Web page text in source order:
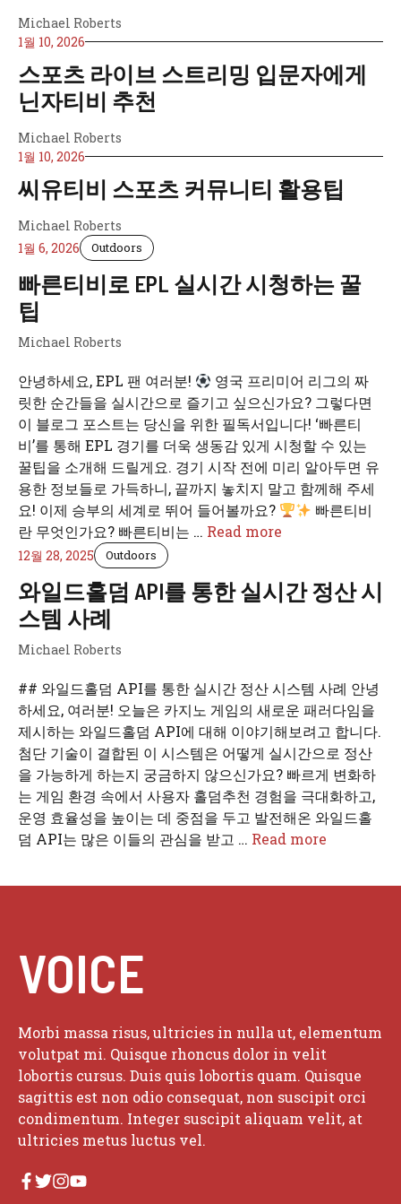
Michael Roberts
1월 10, 2026
스포츠 라이브 스트리밍 입문자에게
닌자티비 추천
Michael Roberts
1월 10, 2026
씨유티비 스포츠 커뮤니티 활용팁
Michael Roberts
1월 6, 2026 Outdoors
빠른티비로 EPL 실시간 시청하는 꿀
팁
Michael Roberts
안녕하세요, EPL 팬 여러분!
영국 프리미어 리그의 짜
릿한 순간들을 실시간으로 즐기고 싶으신가요? 그렇다면
이 블로그 포스트는 당신을 위한 필독서입니다! ‘빠른티
비’를 통해 EPL 경기를 더욱 생동감 있게 시청할 수 있는
꿀팁을 소개해 드릴게요. 경기 시작 전에 미리 알아두면 유
용한 정보들로 가득하니, 끝까지 놓치지 말고 함께해 주세
요! 이제 승부의 세계로 뛰어 들어볼까요?
빠른티비
란 무엇인가요? 빠른티비는 … Read more
12월 28, 2025 Outdoors
와일드홀덤 API를 통한 실시간 정산 시
스템 사례
Michael Roberts
## 와일드홀덤 API를 통한 실시간 정산 시스템 사례 안녕
하세요, 여러분! 오늘은 카지노 게임의 새로운 패러다임을
제시하는 와일드홀덤 API에 대해 이야기해보려고 합니다.
첨단 기술이 결합된 이 시스템은 어떻게 실시간으로 정산
을 가능하게 하는지 궁금하지 않으신가요? 빠르게 변화하
는 게임 환경 속에서 사용자 홀덤추천 경험을 극대화하고,
운영 효율성을 높이는 데 중점을 두고 발전해온 와일드홀
덤 API는 많은 이들의 관심을 받고 … Read more
VOICE
Morbi massa risus, ultricies in nulla ut, elementum
volutpat mi. Quisque rhoncus dolor in velit
lobortis cursus. Duis quis lobortis quam. Quisque
sagittis est non odio consequat, non suscipit orci
condimentum. Integer suscipit aliquam velit, at
ultricies metus luctus vel.